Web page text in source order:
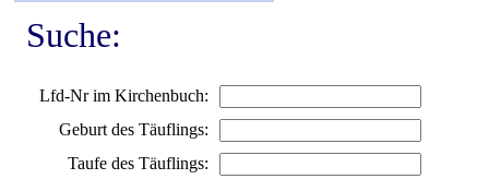
Suche:
Lfd-Nr im Kirchenbuch:
Geburt des Täuflings:
Taufe des Täuflings: